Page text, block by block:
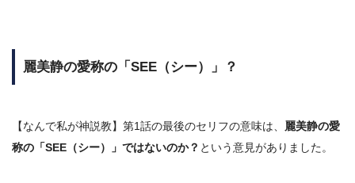
麗美静の愛称の「SEE（シー）」？
【なんで私が神説教】第1話の最後のセリフの意味は、 麗美静の愛
称の「SEE（シー）」ではないのか？ という意見がありました。